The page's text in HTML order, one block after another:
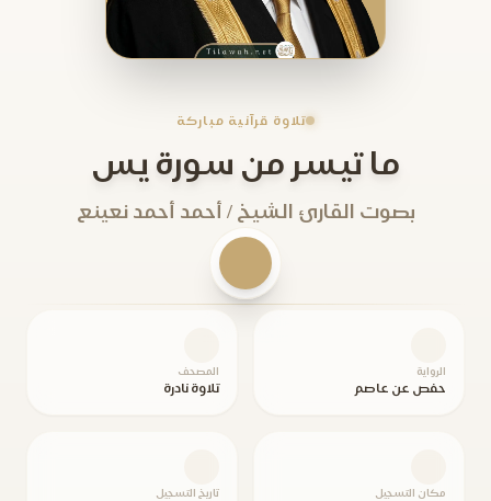
تلاوة قرآنية مباركة
ما تيسر من سورة يس
بصوت القارئ الشيخ / أحمد أحمد نعينع
الرواية
حفص عن عاصم
المصحف
تلاوة نادرة
مكان التسجيل تاريخ التسجيل